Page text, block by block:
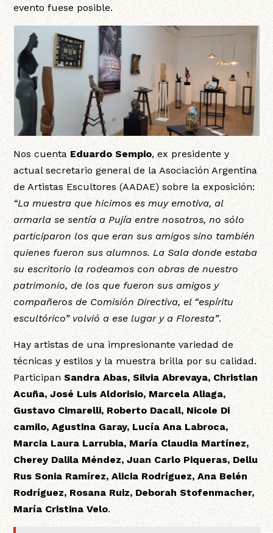
evento fuese posible.
Nos cuenta Eduardo Sempio, ex presidente y
actual secretario general de la Asociación Argentina
de Artistas Escultores (AADAE) sobre la exposición:
“La muestra que hicimos es muy emotiva, al
armarla se sentía a Pujía entre nosotros, no sólo
participaron los que eran sus amigos sino también
quienes fueron sus alumnos. La Sala donde estaba
su escritorio la rodeamos con obras de nuestro
patrimonio, de los que fueron sus amigos y
compañeros de Comisión Directiva, el “espíritu
escultórico” volvió a ese lugar y a Floresta”.
Hay artistas de una impresionante variedad de
técnicas y estilos y la muestra brilla por su calidad.
ParticipanSandra Abas, Silvia Abrevaya, Christian
Acuña, José Luis Aldorisio, Marcela Aliaga,
Gustavo Cimarelli, Roberto Dacall, Nicole Di
camilo, Agustina Garay, Lucía Ana Labroca,
Marcia Laura Larrubia, María Claudia Martínez,
Cherey Dalila Méndez, Juan Carlo Piqueras, Dellu
Rus Sonia Ramírez, Alicia Rodríguez, Ana Belén
Rodríguez, Rosana Ruiz, Deborah Stofenmacher,
María Cristina Velo.